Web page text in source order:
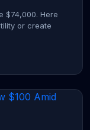
$74,000. Here
or create